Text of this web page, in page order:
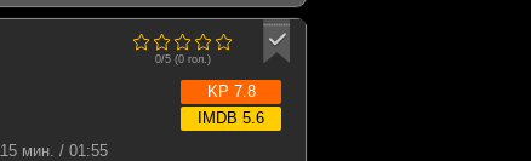
0/5 (0гол.)
KP 7.8
IMDB 5.6
мин. / 01:55